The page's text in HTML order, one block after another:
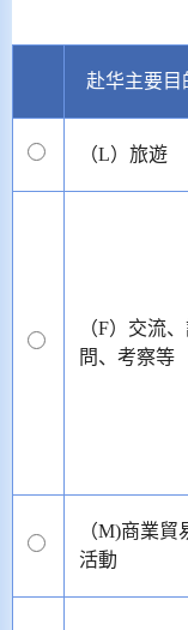
赴华主要目
（L）旅遊
（F）交流
問、考察等
（M)商業貿
活動